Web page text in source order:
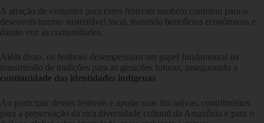
A atração de visitantes para esses festivais também contribui para o
desenvolvimento sustentável local, trazendo benefícios econômicos e
dando voz às comunidades.
Além disso, os festivais desempenham um papel fundamental na
transmissão de tradições para as gerações futuras, assegurando a
continuidade das identidades indígenas
Ao participar desses festivais e apoiar suas iniciativas, contribuímos
para a preservação da rica diversidade cultural da Amazônia e para o